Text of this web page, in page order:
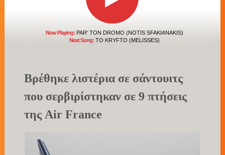
Now Playing: PAR' TON DROMO (NOTIS SFAKIANAKIS)
Next Song: TO KRYFTO (MELISSES)
Βρέθηκε λιστέρια σε σάντουιτς
που σερβιρίστηκαν σε 9 πτήσεις
της Air France